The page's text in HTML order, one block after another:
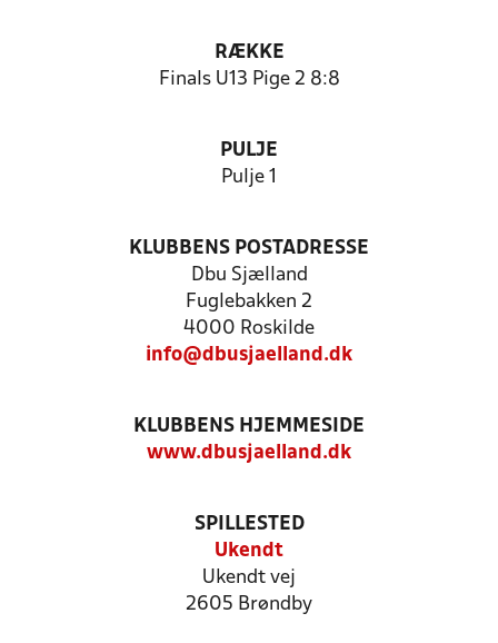
RÆKKE
Finals U13 Pige 2 8:8
PULJE
Pulje 1
KLUBBENS POSTADRESSE
Dbu Sjælland
Fuglebakken 2
4000 Roskilde
info@dbusjaelland.dk
KLUBBENS HJEMMESIDE
www.dbusjaelland.dk
SPILLESTED
Ukendt
Ukendt vej
2605 Brøndby